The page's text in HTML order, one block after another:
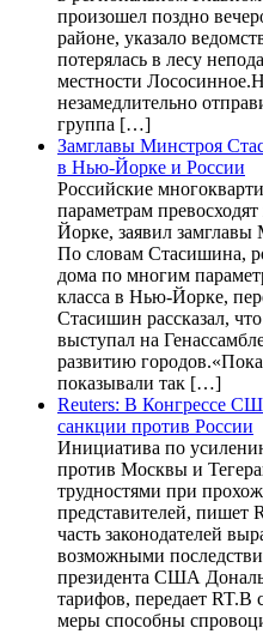
произошел поздно
районе, указало
потерялась в лесу
местности
незамедлительно
группа […]
Замглавы Минстроя
в Нью-Йорке и России
Российские
параметрам
Йорке, заявил
По словам Стасишина,
дома по многим
класса в Нью-Йорке,
Стасишин рассказал,
выступал на
развитию
показывали так […]
Reuters: В Конгрессе
санкции против России
Инициатива по
против Москвы и
трудностями при
представителей, пишет
часть законодателей
возможными
президента США
тарифов, передает RT.В
меры способны